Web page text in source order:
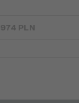
974 PLN